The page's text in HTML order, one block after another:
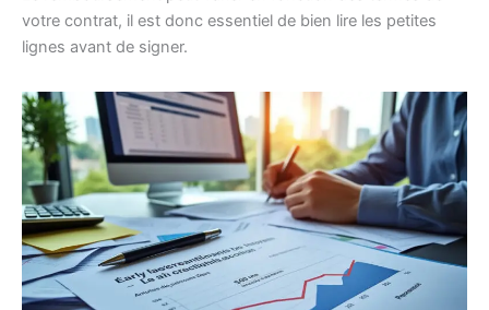
votre contrat, il est donc essentiel de bien lire les petites
lignes avant de signer.